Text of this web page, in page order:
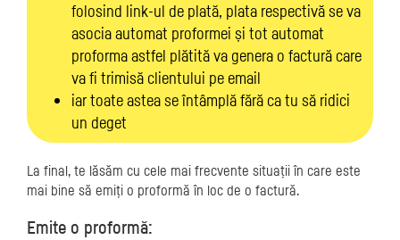
folosind link-ul de plată, plata respectivă se va
asocia automat proformei și tot automat
proforma astfel plătită va genera o factură care
va fi trimisă clientului pe email
iar toate astea se întâmplă fără ca tu să ridici
un deget
La final, te lăsăm cu cele mai frecvente situații în care este
mai bine să emiți o proformă în loc de o factură.
Emite o proformă: